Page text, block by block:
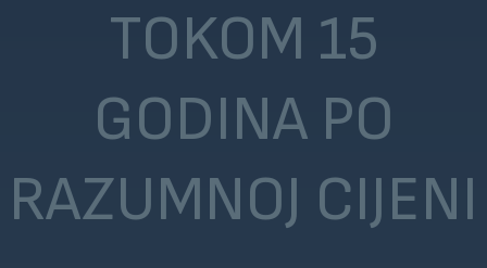
TOKOM 15
GODINA PO
RAZUMNOJ CIJENI